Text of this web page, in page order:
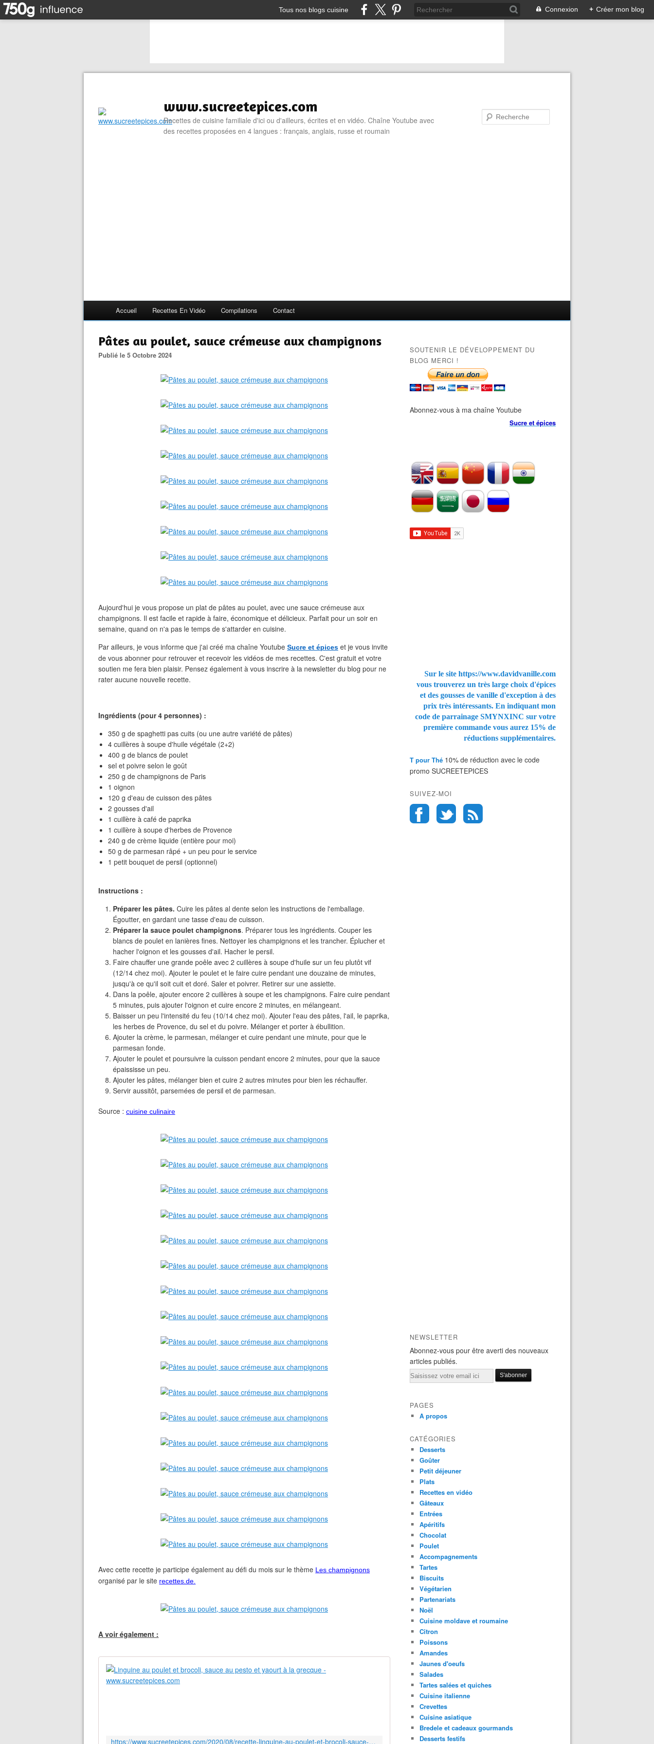
Tous nos blogs cuisine Connexion + Créer mon blog
www.sucreetepices.com
Recettes de cuisine familiale d'ici ou d'ailleurs, écrites et en vidéo. Chaîne Youtube avec
des recettes proposées en 4 langues : français, anglais, russe et roumain
Accueil Recettes En Vidéo Compilations Contact
Pâtes au poulet, sauce crémeuse aux champignons
Publié le 5 Octobre 2024
Aujourd'hui je vous propose un plat de pâtes au poulet, avec une sauce crémeuse aux
champignons. Il est facile et rapide à faire, économique et délicieux. Parfait pour un soir en
semaine, quand on n'a pas le temps de s'attarder en cuisine.
Par ailleurs, je vous informe que j'ai créé ma chaîne Youtube Sucre et épices et je vous invite
de vous abonner pour retrouver et recevoir les vidéos de mes recettes. C'est gratuit et votre
soutien me fera bien plaisir. Pensez également à vous inscrire à la newsletter du blog pour ne
rater aucune nouvelle recette.
Ingrédients (pour 4 personnes) :
350 g de spaghetti pas cuits (ou une autre variété de pâtes)
4 cuillères à soupe d'huile végétale (2+2)
400 g de blancs de poulet
sel et poivre selon le goût
250 g de champignons de Paris
1 oignon
120 g d'eau de cuisson des pâtes
2 gousses d'ail
1 cuillère à café de paprika
1 cuillère à soupe d'herbes de Provence
240 g de crème liquide (entière pour moi)
50 g de parmesan râpé + un peu pour le service
1 petit bouquet de persil (optionnel)
Instructions :
Préparer les pâtes. Cuire les pâtes al dente selon les instructions de l'emballage.
Égoutter, en gardant une tasse d'eau de cuisson.
Préparer la sauce poulet champignons. Préparer tous les ingrédients. Couper les
blancs de poulet en lanières fines. Nettoyer les champignons et les trancher. Éplucher et
hacher l'oignon et les gousses d'ail. Hacher le persil.
Faire chauffer une grande poêle avec 2 cuillères à soupe d'huile sur un feu plutôt vif
(12/14 chez moi). Ajouter le poulet et le faire cuire pendant une douzaine de minutes,
jusqu'à ce qu'il soit cuit et doré. Saler et poivrer. Retirer sur une assiette.
Dans la poêle, ajouter encore 2 cuillères à soupe et les champignons. Faire cuire pendant
5 minutes, puis ajouter l'oignon et cuire encore 2 minutes, en mélangeant.
Baisser un peu l'intensité du feu (10/14 chez moi). Ajouter l'eau des pâtes, l'ail, le paprika,
les herbes de Provence, du sel et du poivre. Mélanger et porter à ébullition.
Ajouter la crème, le parmesan, mélanger et cuire pendant une minute, pour que le
parmesan fonde.
Ajouter le poulet et poursuivre la cuisson pendant encore 2 minutes, pour que la sauce
épaississe un peu.
Ajouter les pâtes, mélanger bien et cuire 2 autres minutes pour bien les réchauffer.
Servir aussitôt, parsemées de persil et de parmesan.
Source : cuisine culinaire
Avec cette recette je participe également au défi du mois sur le thème Les champignons
organisé par le site recettes.de.
A voir également :
Linguine au poulet et brocoli, sauce au pesto et yaourt à la grecque -
https://www.sucreetepices.com/2020/08/recette-linguine-au-poulet-et-brocoli-sauce-au-pesto-et-yaourt-a-la-grecque.html
SOUTENIR LE DÉVELOPPEMENT DU
BLOG MERCI !
Abonnez-vous à ma chaîne Youtube
Sucre et épices
Sur le site https://www.davidvanille.com
vous trouverez un très large choix d'épices
et des gousses de vanille d'exception à des
prix très intéressants. En indiquant mon
code de parrainage SMYNXINC sur votre
première commande vous aurez 15% de
réductions supplémentaires.
T pour Thé 10% de réduction avec le code
promo SUCREETEPICES
SUIVEZ-MOI
NEWSLETTER
Abonnez-vous pour être averti des nouveaux
articles publiés.
Email
PAGES
A propos
CATÉGORIES
Desserts
Goûter
Petit déjeuner
Plats
Recettes en vidéo
Gâteaux
Entrées
Apéritifs
Chocolat
Poulet
Accompagnements
Tartes
Biscuits
Végétarien
Partenariats
Noël
Cuisine moldave et roumaine
Citron
Poissons
Amandes
Jaunes d'oeufs
Salades
Tartes salées et quiches
Cuisine italienne
Crevettes
Cuisine asiatique
Bredele et cadeaux gourmands
Desserts festifs